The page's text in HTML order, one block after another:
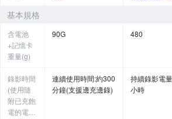
基本規格
含電池
+記憶卡
重量(g)
90G 480
錄影時間
(使用隨
附已充飽
電的電
連續使用時間:約300
分鐘(支援邊充邊錄)
持續錄影電
小時